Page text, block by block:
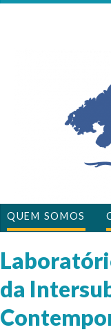
QUEM SOMOS
da